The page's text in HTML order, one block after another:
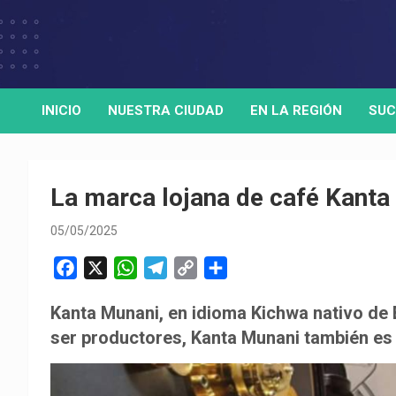
to
HORA32
Medio de comunicación digital
INICIO NUESTRA CIUDAD EN LA REGIÓN
La marca lojana de café
05/05/2025
c
e
b
W
a
t
s
l
e
g
r
p
y
L
i
m
p
a
r
Kanta Munani, en idioma Kichwa nativo
ser productores, Kanta Munani también